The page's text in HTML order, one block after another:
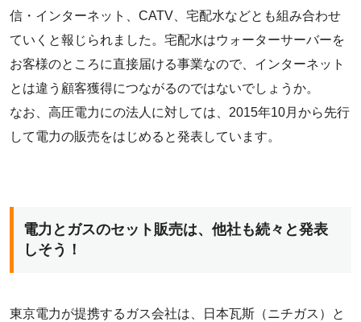
信・インターネット、CATV、宅配水などとも組み合わせ
ていくと報じられました。宅配水はウォーターサーバーを
お客様のところに直接届ける事業なので、インターネット
とは違う顧客獲得につながるのではないでしょうか。
なお、高圧電力にの法人に対しては、2015年10月から先行
して電力の販売をはじめると発表しています。
電力とガスのセット販売は、他社も続々と発表
しそう！
東京電力が提携するガス会社は、日本瓦斯（ニチガス）と